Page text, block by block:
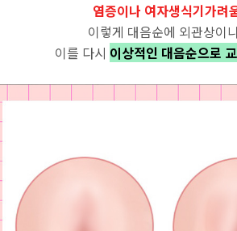
염증이나 여자생식기가려
이렇게 대음순에 외관상이
이를 다시 이상적인 대음순으로